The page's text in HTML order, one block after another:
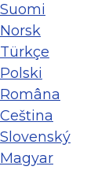
Suomi
Norsk
Türkçe
Polski
Româna
Ceština
Slovenský
Magyar